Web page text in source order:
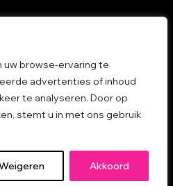
uw browse-ervaring te
advertenties of inhoud
te analyseren. Door op
stemt u in met ons gebruik
Akkoord
Kunstgalerie Roxier.